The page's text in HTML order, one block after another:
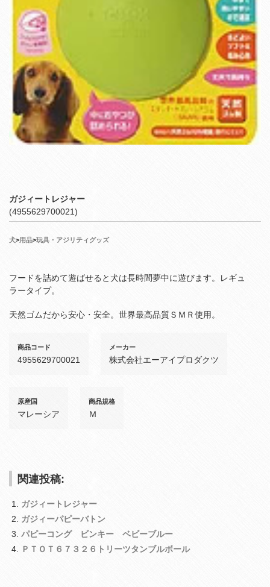
ガジィートレジャー
(4955629700021)
犬>用品>玩具・アジリティグッズ
フードを詰めて遊ばせると犬は長時間夢中に遊びます。レギュ
ラータイプ。
天然ゴムだから安心・安全。世界最高品質ＳＭＲ使用。
商品コード
4955629700021
メーカー
株式会社エーアイプロダクツ
原産国
マレーシア
商品規格
Ｍ
関連投稿:
ガジィートレジャー
ガジィーパピーバトン
パピーコング ビンキー ベビーブルー
ＰＴＯＴ６７３２６トリーツタンブルボール